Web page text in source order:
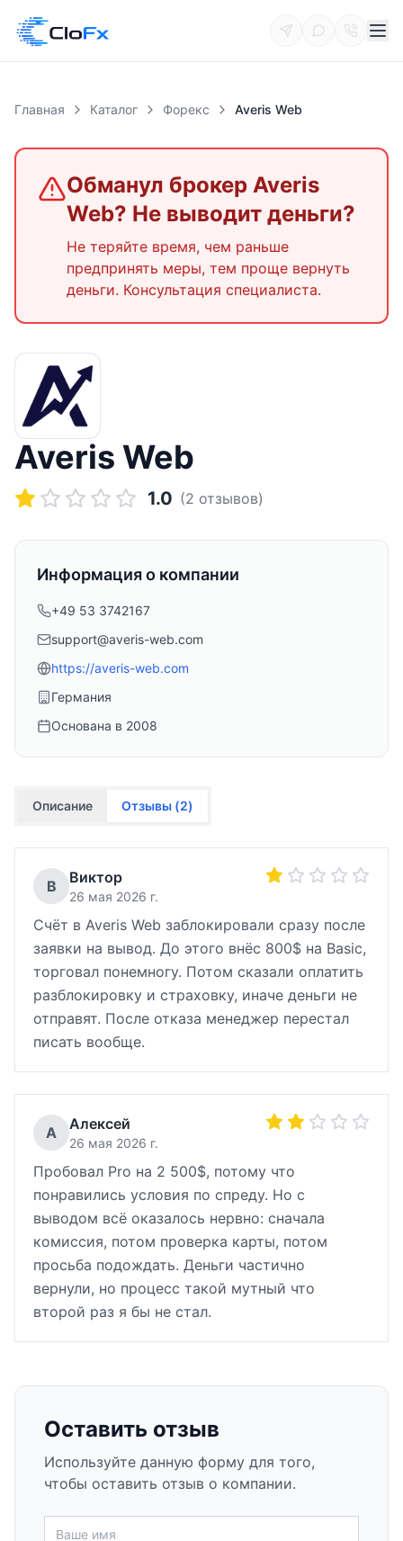
Главная Каталог Форекс Averis Web
Обманул брокер Averis
Web? Не выводит деньги?
Не теряйте время, чем раньше
предпринять меры, тем проще вернуть
деньги. Консультация специалиста.
Averis Web
1.0 (2 отзывов)
Информация о компании
+49 53 3742167
support@averis-web.com
https://averis-web.com
Германия
Основана в 2008
Описание Отзывы (2)
В Виктор
26 мая 2026 г.
Счёт в Averis Web заблокировали сразу после
заявки на вывод. До этого внёс 800$ на Basic,
торговал понемногу. Потом сказали оплатить
разблокировку и страховку, иначе деньги не
отправят. После отказа менеджер перестал
писать вообще.
А Алексей
26 мая 2026 г.
Пробовал Pro на 2 500$, потому что
понравились условия по спреду. Но с
выводом всё оказалось нервно: сначала
комиссия, потом проверка карты, потом
просьба подождать. Деньги частично
вернули, но процесс такой мутный что
второй раз я бы не стал.
Оставить отзыв
Используйте данную форму для того,
чтобы оставить отзыв о компании.